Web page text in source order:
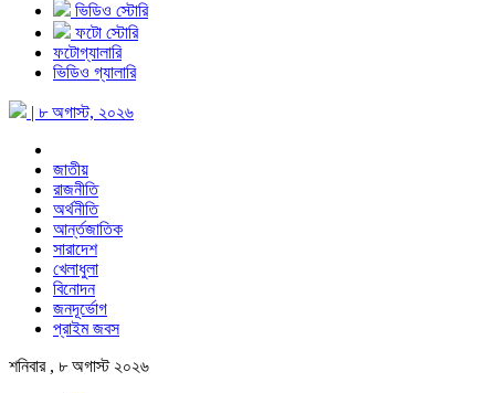
ভিডিও স্টোরি
ফটো স্টোরি
ফটোগ্যালারি
ভিডিও গ্যালারি
| ৮ অগাস্ট, ২০২৬
জাতীয়
রাজনীতি
অর্থনীতি
আর্ন্তজাতিক
সারাদেশ
খেলাধুলা
বিনোদন
জনদূর্ভোগ
প্রাইম জবস
শনিবার , ৮ অগাস্ট ২০২৬